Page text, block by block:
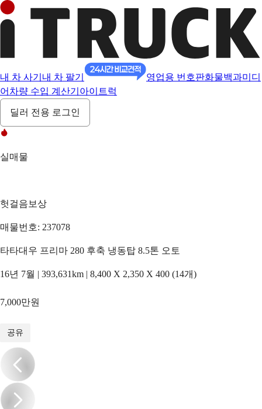
내 차 사기 내 차 팔기 영업용 번호판화물백과미디
어 차량 수입 계산기 아이트럭
딜러 전용 로그인
실매물
헛걸음보상
매물번호: 237078
타타대우 프리마 280 후축 냉동탑 8.5톤 오토
16년 7월 | 393,631km | 8,400 X 2,350 X 400 (14개)
7,000만원
공유
/17